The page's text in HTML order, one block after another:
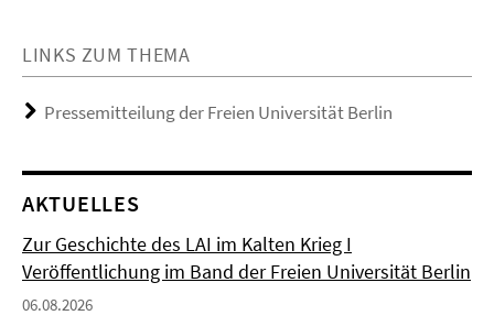
LINKS ZUM THEMA
Pressemitteilung der Freien Universität Berlin
AKTUELLES
Zur Geschichte des LAI im Kalten Krieg I
Veröffentlichung im Band der Freien Universität Berlin
06.08.2026